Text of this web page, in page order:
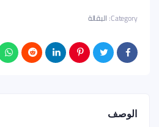
Category: البقالة
الوصف